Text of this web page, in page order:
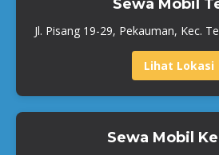
Sewa Mobil
Jl. Pisang 19-29, Pekauman, Kec.
Lihat Lokasi
Sewa Mobil